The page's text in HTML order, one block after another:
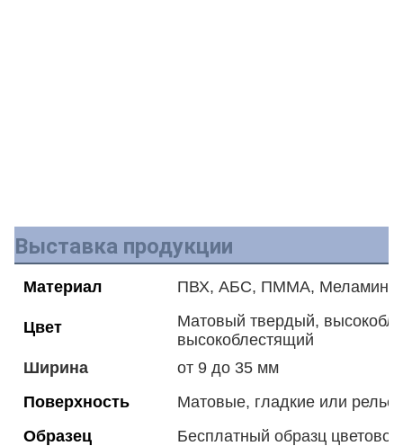
Выставка продукции
Материал ПВХ, АБС, ПММА, Меламин,
Цвет
Матовый твердый,
высокоблестящий
Ширина
от 9 до 35 мм
Поверхность
Матовые, гладкие или
Образец
Бесплатный образц цветовой